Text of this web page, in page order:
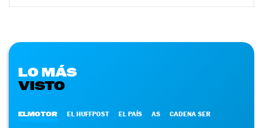
LO MÁS
VISTO
ELMOTOR EL HUFFPOST EL PAÍS AS CADENA SER